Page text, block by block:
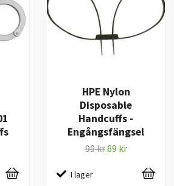
HPE Nylon
Disposable
Handcuffs -
Engångsfängsel
99 kr69 kr
I lager